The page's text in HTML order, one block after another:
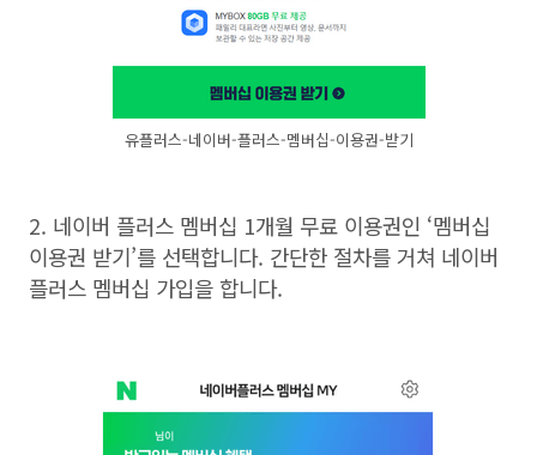
유플러스-네이버-플러스-멤버십-이용권-받기
2. 네이버 플러스 멤버십 1개월 무료 이용권인 ‘멤버십
이용권 받기’를 선택합니다. 간단한 절차를 거쳐 네이버
플러스 멤버십 가입을 합니다.